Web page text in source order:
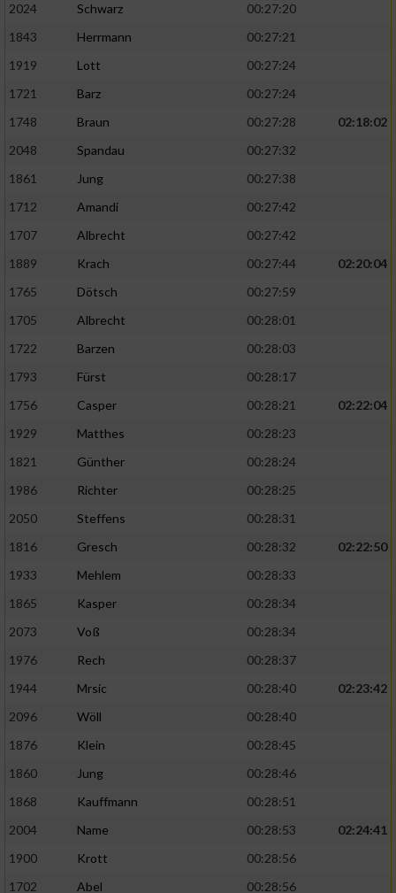
2024
Schwarz
00:27:20
1843
Herrmann
00:27:21
1919
Lott
00:27:24
1721
Barz
00:27:24
1748
Braun 00:27:28
02:18:02
2048
Spandau
00:27:32
1861
Jung
00:27:38
1712
Amandi
00:27:42
1707
Albrecht
00:27:42
1889
Krach 00:27:44
02:20:04
1765
Dötsch
00:27:59
1705
Albrecht
00:28:01
1722
Barzen
00:28:03
1793
Fürst
00:28:17
1756
Casper 00:28:21
02:22:04
1929
Matthes
00:28:23
1821
Günther
00:28:24
1986
Richter
00:28:25
2050
Steffens
00:28:31
1816
Gresch 00:28:32
02:22:50
1933
Mehlem
00:28:33
1865
Kasper
00:28:34
2073
Voß
00:28:34
1976
Rech
00:28:37
1944
Mrsic 00:28:40
02:23:42
2096
Wöll
00:28:40
1876
Klein
00:28:45
1860
Jung
00:28:46
1868
Kauffmann
00:28:51
2004
Name 00:28:53
02:24:41
1900
Krott
00:28:56
1702
Abel
00:28:56